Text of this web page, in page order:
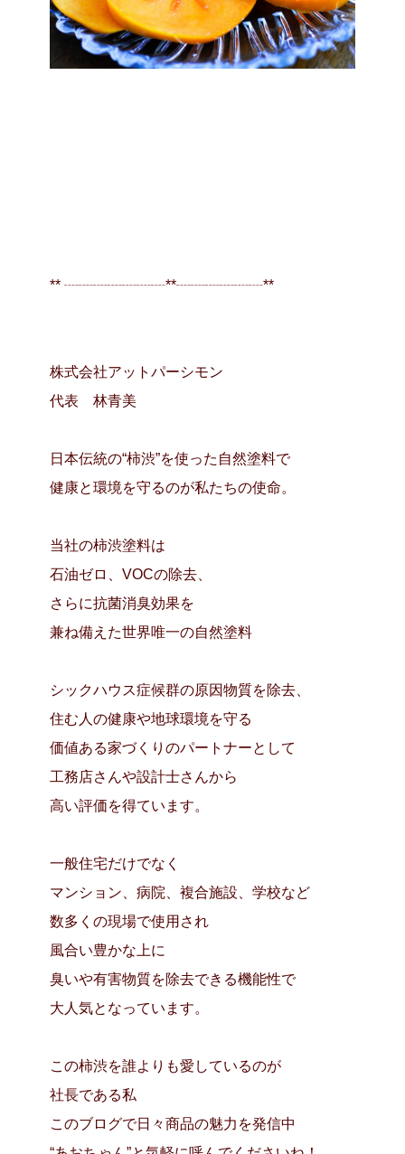
** ┈┈┈┈┈┈┈**┈┈┈┈┈┈**
株式会社アットパーシモン
代表 林青美
日本伝統の“柿渋”を使った自然塗料で
健康と環境を守るのが私たちの使命。
当社の柿渋塗料は
石油ゼロ、VOCの除去、
さらに抗菌消臭効果を
兼ね備えた世界唯一の自然塗料
シックハウス症候群の原因物質を除去、
住む人の健康や地球環境を守る
価値ある家づくりのパートナーとして
工務店さんや設計士さんから
高い評価を得ています。
一般住宅だけでなく
マンション、病院、複合施設、学校など
数多くの現場で使用され
風合い豊かな上に
臭いや有害物質を除去できる機能性で
大人気となっています。
この柿渋を誰よりも愛しているのが
社長である私
このブログで日々商品の魅力を発信中